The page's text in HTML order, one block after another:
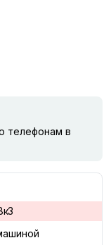
телефонам в